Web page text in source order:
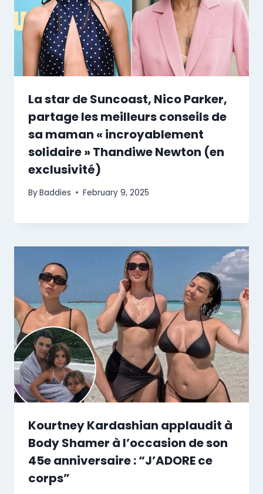
La star de Suncoast, Nico Parker,
partage les meilleurs conseils de
sa maman « incroyablement
solidaire » Thandiwe Newton (en
exclusivité)
ByBaddies February 9, 2025
Kourtney Kardashian applaudit à
Body Shamer à l’occasion de son
45e anniversaire : “J’ADORE ce
corps”